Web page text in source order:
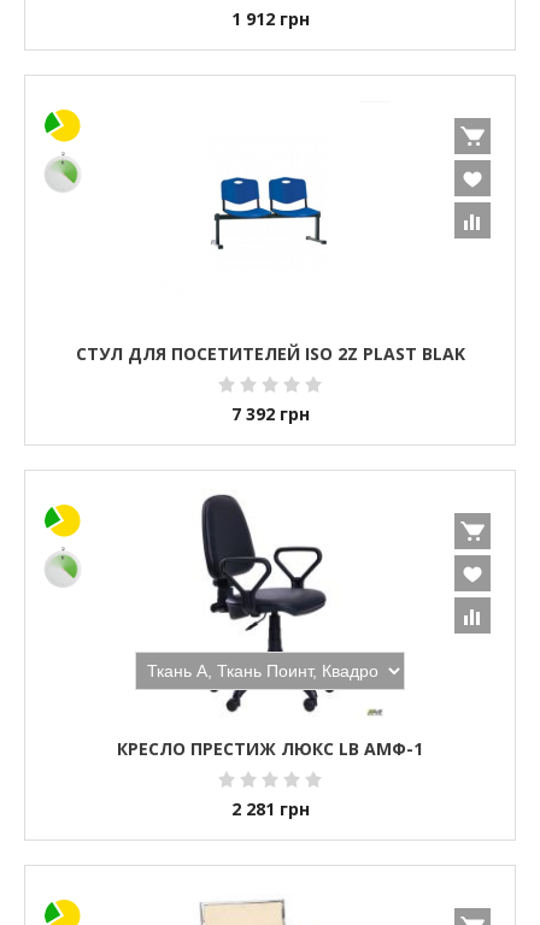
1 912 грн
СТУЛ ДЛЯ ПОСЕТИТЕЛЕЙ ISO 2Z PLAST BLAK
7 392 грн
КРЕСЛО ПРЕСТИЖ ЛЮКС LB АМФ-1
2 281 грн